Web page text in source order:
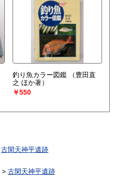
釣り魚カラー図鑑
（豊田直
之 ほか著）
￥550
古閑天神平遺跡
古閑天神平遺跡